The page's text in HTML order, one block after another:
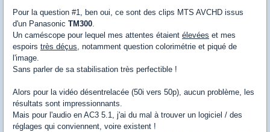
Pour la question #1, ben oui, ce sont des clips MTS AVCHD issus
d'un Panasonic TM300
Un caméscope pour lequel mes attentes étaient élevées et mes
espoirs très déçus , notamment question colorimétrie et piqué de
l'image.
Sans parler de sa stabilisation très perfectible !
Alors pour la vidéo désentrelacée (50i vers 50p), aucun problème, les
résultats sont impressionnants.
Mais pour l'audio en AC3 5.1, j'ai du mal à trouver un logiciel / des
réglages qui conviennent, voire existent !